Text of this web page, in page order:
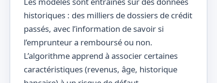
historiques : des milliers de dossiers de crédit
passés, avec l’information de savoir si
l’emprunteur a remboursé ou non.
L’algorithme apprend à associer certaines
caractéristiques (revenus, âge, historique